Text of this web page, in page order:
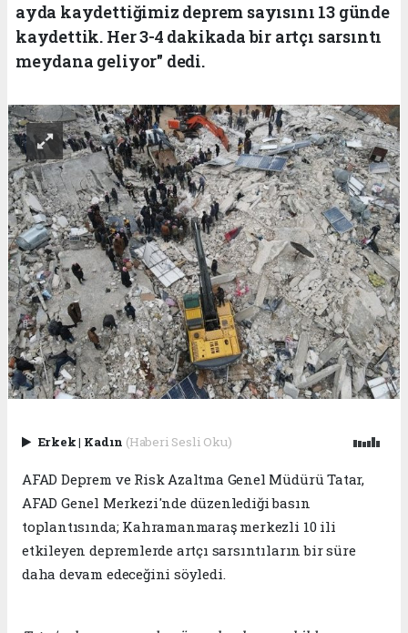
ayda kaydettiğimiz deprem sayısını 13 günde
kaydettik. Her 3-4 dakikada bir artçı sarsıntı
meydana geliyor" dedi.
Erkek| Kadın (Haberi Sesli Oku)
AFAD Deprem ve Risk Azaltma Genel Müdürü Tatar,
AFAD Genel Merkezi'nde düzenlediği basın
toplantısında; Kahramanmaraş merkezli 10 ili
etkileyen depremlerde artçı sarsıntıların bir süre
daha devam edeceğini söyledi.